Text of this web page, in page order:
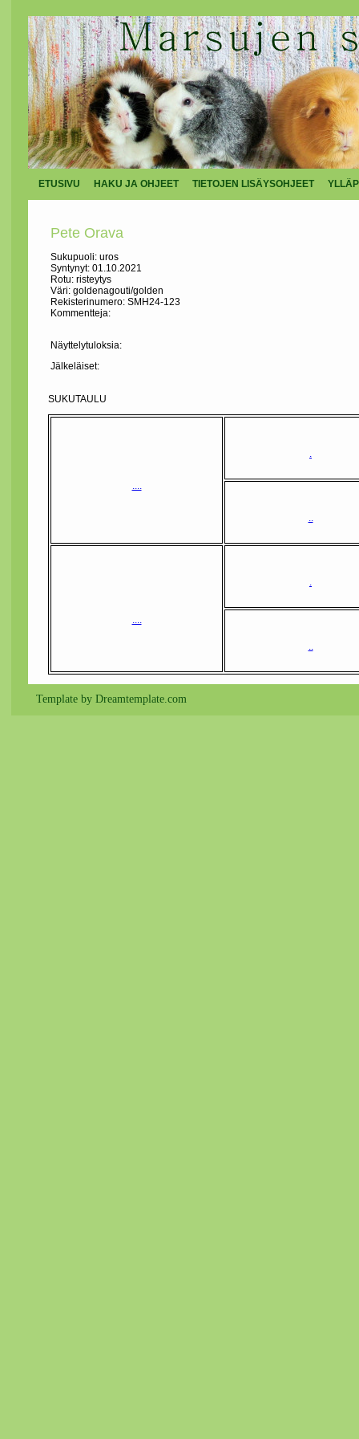
ETUSIVU HAKU JA OHJEET TIETOJEN LISÄYSOHJEET
Pete Orava
Sukupuoli: uros
Syntynyt: 01.10.2021
Rotu: risteytys
Väri: goldenagouti/golden
Rekisterinumero: SMH24-123
Kommentteja:
Näyttelytuloksia:
Jälkeläiset:
SUKUTAULU
....
.
..
....
.
..
Template by Dreamtemplate.com